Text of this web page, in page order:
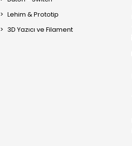
Lehim & Prototip
3D Yazıcı ve Filament